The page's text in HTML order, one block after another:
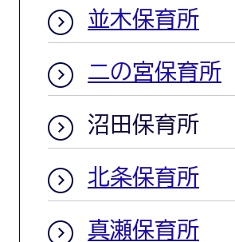
並木保育所
二の宮保育所
沼田保育所
北条保育所
真瀬保育所